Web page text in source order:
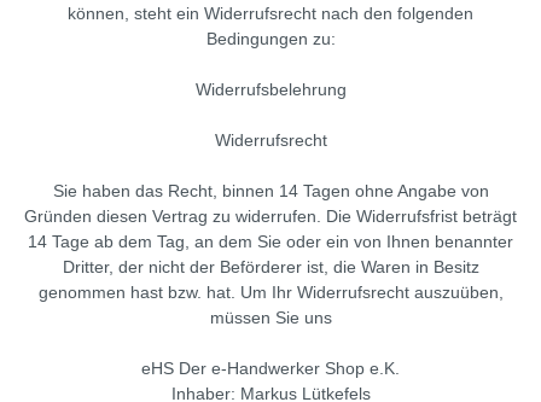
können, steht ein Widerrufsrecht nach den folgenden
Bedingungen zu:
Widerrufsbelehrung
Widerrufsrecht
Sie haben das Recht, binnen 14 Tagen ohne Angabe von
Gründen diesen Vertrag zu widerrufen. Die Widerrufsfrist beträgt
14 Tage ab dem Tag, an dem Sie oder ein von Ihnen benannter
Dritter, der nicht der Beförderer ist, die Waren in Besitz
genommen hast bzw. hat. Um Ihr Widerrufsrecht auszuüben,
müssen Sie uns
eHS Der e-Handwerker Shop e.K.
Inhaber: Markus Lütkefels